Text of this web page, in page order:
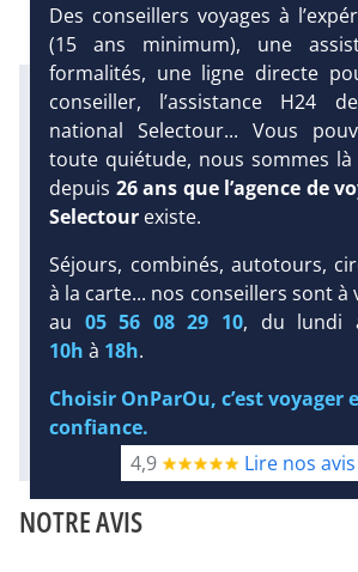
Infos météo :
27 °C
56 mm
22 °C
Infos plages :
Dist.Distance :
700 m
Long.
Longueur:
Équipement :
515
Tx: 33 % Tx :30 %
6 km
Infos golfs :
dont le plus proche à 2 km de
l'hôtel
NOTRE AVIS
Des conseillers voyages à
(15 ans minimum), une
formalités, une ligne directe
conseiller, l’assistance H24
national Selectour... Vous
toute quiétude, nous sommes
depuis 26 ans que l’agence de
Selectour existe.
Séjours, combinés, autotours,
à la carte... nos conseillers sont
au 05 56 08 29 10, du lundi
10h à 18h.
Choisir OnParOu, c’est voyager
confiance.
4,9
Lire nos